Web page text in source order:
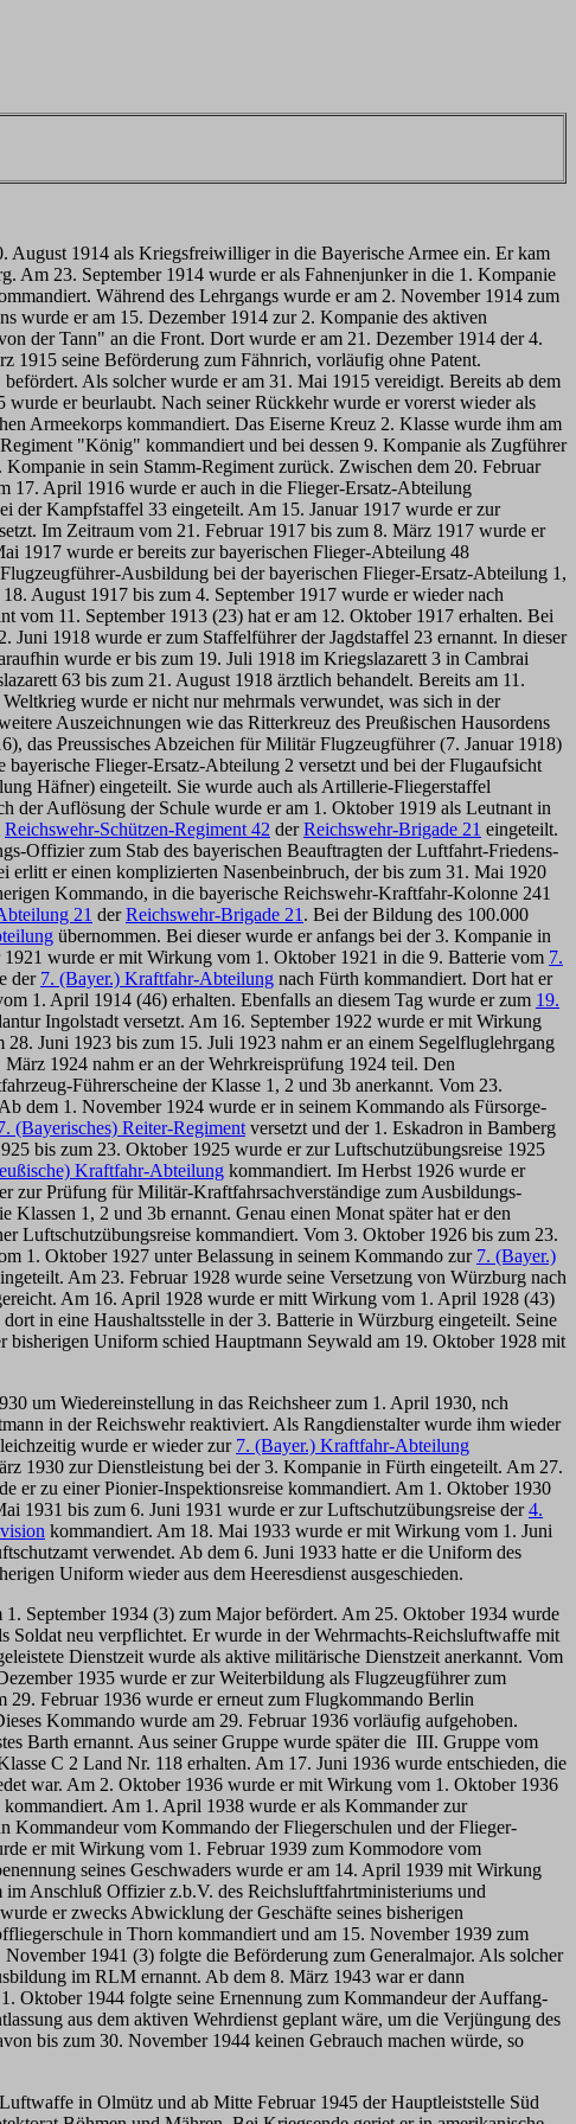
August 1914 als Kriegsfreiwilliger in die Bayerische Armee ein. Er kam
Am 23. September 1914 wurde er als Fahnenjunker in die 1. Kompanie
Während des Lehrgangs wurde er am 2. November 1914 zum
wurde er am 15. Dezember 1914 zur 2. Kompanie des aktiven
der Tann" an die Front. Dort wurde er am 21. Dezember 1914 der 4.
1915 seine Beförderung zum Fähnrich, vorläufig ohne Patent.
Als solcher wurde er am 31. Mai 1915 vereidigt. Bereits ab dem
er beurlaubt. Nach seiner Rückkehr wurde er vorerst wieder als
Armeekorps kommandiert. Das Eiserne Kreuz 2. Klasse wurde ihm am
"König" kommandiert und bei dessen 9. Kompanie als Zugführer
in sein Stamm-Regiment zurück. Zwischen dem 20. Februar
17. April 1916 wurde er auch in die Flieger-Ersatz-Abteilung
der Kampfstaffel 33 eingeteilt. Am 15. Januar 1917 wurde er zur
Im Zeitraum vom 21. Februar 1917 bis zum 8. März 1917 wurde er
1917 wurde er bereits zur bayerischen Flieger-Abteilung 48
Ausbildung bei der bayerischen Flieger-Ersatz-Abteilung 1,
August 1917 bis zum 4. September 1917 wurde er wieder nach
vom 11. September 1913 (23) hat er am 12. Oktober 1917 erhalten. Bei
1918 wurde er zum Staffelführer der Jagdstaffel 23 ernannt. In dieser
wurde er bis zum 19. Juli 1918 im Kriegslazarett 3 in Cambrai
63 bis zum 21. August 1918 ärztlich behandelt. Bereits am 11.
wurde er nicht nur mehrmals verwundet, was sich in der
Auszeichnungen wie das Ritterkreuz des Preußischen Hausordens
das Preussisches Abzeichen für Militär Flugzeugführer (7. Januar 1918)
Flieger-Ersatz-Abteilung 2 versetzt und bei der Flugaufsicht
Häfner) eingeteilt. Sie wurde auch als Artillerie-Fliegerstaffel
der Auflösung der Schule wurde er am 1. Oktober 1919 als Leutnant in
Reichswehr-Schützen-Regiment 42 derReichswehr-Brigade 21 eingeteilt.
Offizier zum Stab des bayerischen Beauftragten der Luftfahrt-Friedens-
er einen komplizierten Nasenbeinbruch, der bis zum 31. Mai 1920
Kommando, in die bayerische Reichswehr-Kraftfahr-Kolonne 241
21 derReichswehr-Brigade 21 . Bei der Bildung des 100.000
übernommen. Bei dieser wurde er anfangs bei der 3. Kompanie in
wurde er mit Wirkung vom 1. Oktober 1921 in die 9. Batterie vom 7.
der 7. (Bayer.) Kraftfahr-Abteilung nach Fürth kommandiert. Dort hat er
1. April 1914 (46) erhalten. Ebenfalls an diesem Tag wurde er zum 19.
Ingolstadt versetzt. Am 16. September 1922 wurde er mit Wirkung
Juni 1923 bis zum 15. Juli 1923 nahm er an einem Segelfluglehrgang
1924 nahm er an der Wehrkreisprüfung 1924 teil. Den
Führerscheine der Klasse 1, 2 und 3b anerkannt. Vom 23.
dem 1. November 1924 wurde er in seinem Kommando als Fürsorge-
(Bayerisches) Reiter-Regiment versetzt und der 1. Eskadron in Bamberg
bis zum 23. Oktober 1925 wurde er zur Luftschutzübungsreise 1925
Kraftfahr-Abteilung kommandiert. Im Herbst 1926 wurde er
zur Prüfung für Militär-Kraftfahrsachverständige zum Ausbildungs-
1, 2 und 3b ernannt. Genau einen Monat später hat er den
Luftschutzübungsreise kommandiert. Vom 3. Oktober 1926 bis zum 23.
1. Oktober 1927 unter Belassung in seinem Kommando zur 7. (Bayer.)
Am 23. Februar 1928 wurde seine Versetzung von Würzburg nach
Am 16. April 1928 wurde er mitt Wirkung vom 1. April 1928 (43)
dort in eine Haushaltsstelle in der 3. Batterie in Würzburg eingeteilt. Seine
Uniform schied Hauptmann Seywald am 19. Oktober 1928 mit
um Wiedereinstellung in das Reichsheer zum 1. April 1930, nch
in der Reichswehr reaktiviert. Als Rangdienstalter wurde ihm wieder
wurde er wieder zur 7. (Bayer.) Kraftfahr-Abteilung
1930 zur Dienstleistung bei der 3. Kompanie in Fürth eingeteilt. Am 27.
er zu einer Pionier-Inspektionsreise kommandiert. Am 1. Oktober 1930
1931 bis zum 6. Juni 1931 wurde er zur Luftschutzübungsreise der4.
kommandiert. Am 18. Mai 1933 wurde er mit Wirkung vom 1. Juni
verwendet. Ab dem 6. Juni 1933 hatte er die Uniform des
Uniform wieder aus dem Heeresdienst ausgeschieden.
September 1934 (3) zum Major befördert. Am 25. Oktober 1934 wurde
Soldat neu verpflichtet. Er wurde in der Wehrmachts-Reichsluftwaffe mit
Dienstzeit wurde als aktive militärische Dienstzeit anerkannt. Vom
1935 wurde er zur Weiterbildung als Flugzeugführer zum
Februar 1936 wurde er erneut zum Flugkommando Berlin
Kommando wurde am 29. Februar 1936 vorläufig aufgehoben.
Barth ernannt. Aus seiner Gruppe wurde später die III. Gruppe vom
C 2 Land Nr. 118 erhalten. Am 17. Juni 1936 wurde entschieden, die
war. Am 2. Oktober 1936 wurde er mit Wirkung vom 1. Oktober 1936
Am 1. April 1938 wurde er als Kommander zur
Kommandeur vom Kommando der Fliegerschulen und der Flieger-
er mit Wirkung vom 1. Februar 1939 zum Kommodore vom
seines Geschwaders wurde er am 14. April 1939 mit Wirkung
Anschluß Offizier z.b.V. des Reichsluftfahrtministeriums und
er zwecks Abwicklung der Geschäfte seines bisherigen
in Thorn kommandiert und am 15. November 1939 zum
1941 (3) folgte die Beförderung zum Generalmajor. Als solcher
im RLM ernannt. Ab dem 8. März 1943 war er dann
Oktober 1944 folgte seine Ernennung zum Kommandeur der Auffang-
aus dem aktiven Wehrdienst geplant wäre, um die Verjüngung des
bis zum 30. November 1944 keinen Gebrauch machen würde, so
in Olmütz und ab Mitte Februar 1945 der Hauptleiststelle Süd